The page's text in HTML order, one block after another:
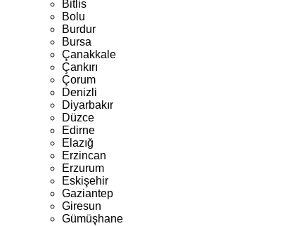
Bitlis
Bolu
Burdur
Bursa
Çanakkale
Çankırı
Çorum
Denizli
Diyarbakır
Düzce
Edirne
Elazığ
Erzincan
Erzurum
Eskişehir
Gaziantep
Giresun
Gümüşhane